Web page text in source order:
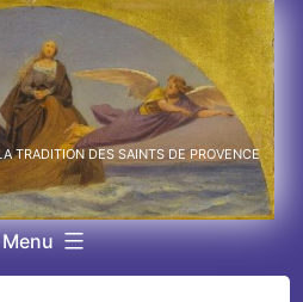
TRADITION DES SAINTS DE PROVENCE
Menu